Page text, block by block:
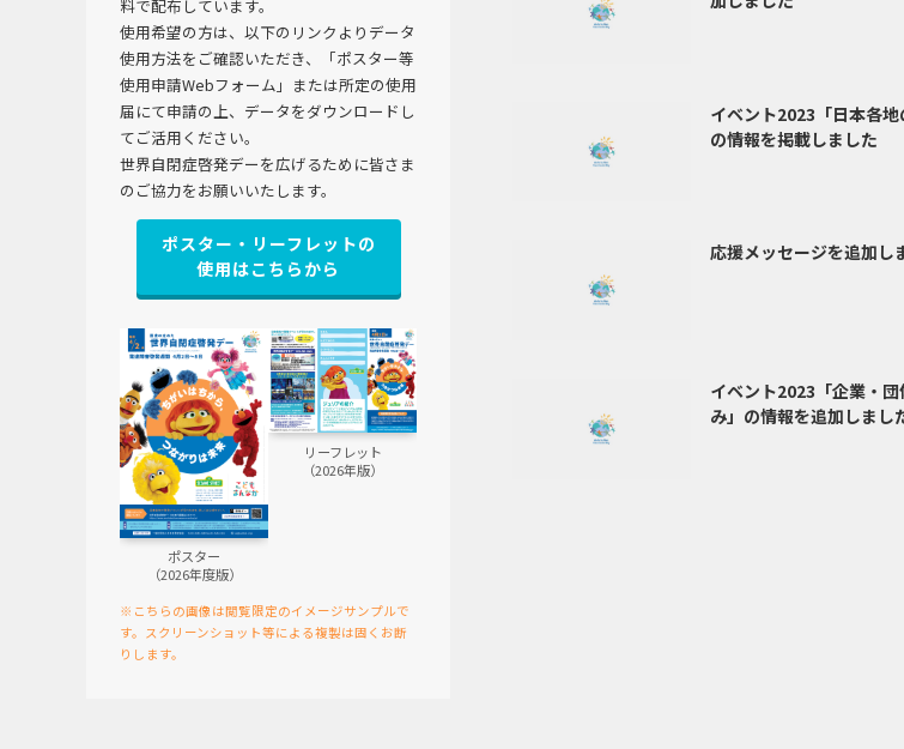
イベント2023「日本各地
の情報を掲載しました
応援メッセージを追加し
イベント2023「企業・
み」の情報を追加しまし
料で配布しています。
使用希望の方は、以下のリンクよりデータ
使用方法をご確認いただき、「ポスター等
使用申請Webフォーム」または所定の使用
届にて申請の上、データをダウンロードし
てご活用ください。
世界自閉症啓発デーを広げるために皆さま
のご協力をお願いいたします。
ポスター・リーフレットの
使用はこちらから
ポスター
（2026年度版）
リーフレット
（2026年版）
※こちらの画像は閲覧限定のイメージサンプルで
す。スクリーンショット等による複製は固くお断
りします。